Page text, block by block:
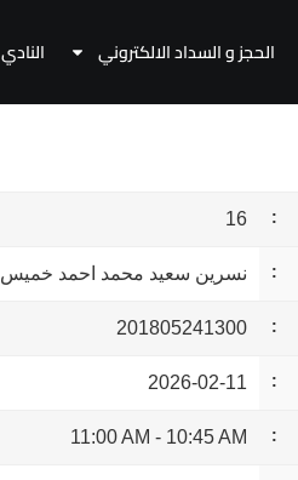
الحجز و السداد الالكتروني النادي
16
نسرين سعيد محمد احمد خميس
201805241300
2026-02-11
10:45 AM
-
11:00 AM